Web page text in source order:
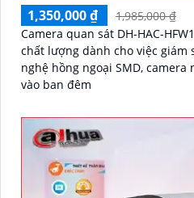
1,350,000 ₫
1,985,000 ₫
Camera quan sát DH-HAC-
chất lượng dành cho việc giám sát
nghệ hồng ngoại SMD,
vào ban đêm